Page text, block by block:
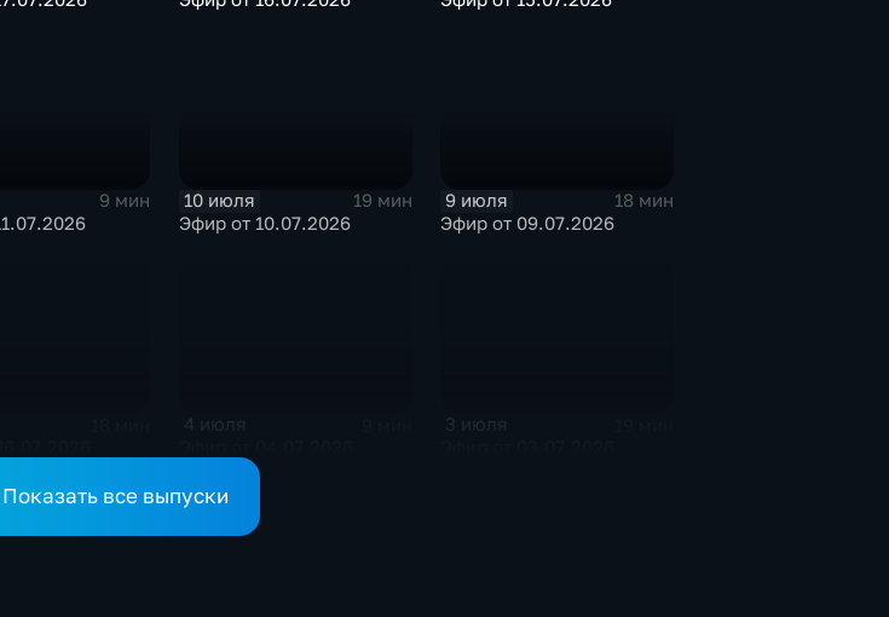
9 мин
10 июля
19 мин
Эфир от 10.07.2026
9 июля
18 мин
Эфир от 09.07.2026
4 июля 3 июля
Показать все выпуски